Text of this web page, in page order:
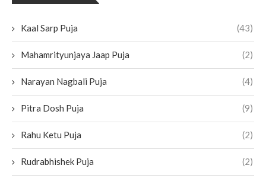
Kaal Sarp Puja (43)
Mahamrityunjaya Jaap Puja (2)
Narayan Nagbali Puja (4)
Pitra Dosh Puja (9)
Rahu Ketu Puja (2)
Rudrabhishek Puja (2)